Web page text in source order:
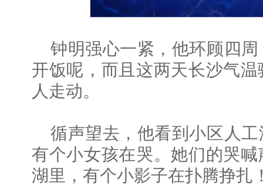
钟明强心一紧，他环顾四
开饭呢，而且这两天长沙气
人走动。
循声望去，他看到小区人
有个小女孩在哭。她们的哭
湖里，有个小影子在扑腾挣扎